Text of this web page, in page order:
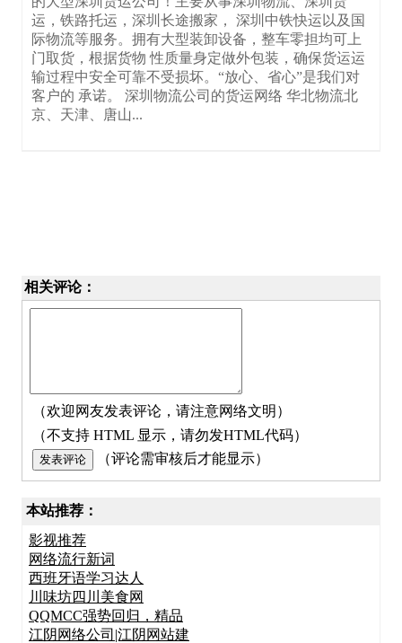
运，铁路托运，深圳长途搬家， 深圳中铁快运以及国
际物流等服务。拥有大型装卸设备，整车零担均可上
门取货，根据货物 性质量身定做外包装，确保货运运
输过程中安全可靠不受损坏。“放心、省心”是我们对
客户的 承诺。 深圳物流公司的货运网络 华北物流北
京、天津、唐山...
相关评论：
（欢迎网友发表评论，请注意网络文明）
（不支持 HTML 显示，请勿发HTML代码）
（评论需审核后才能显示）
本站推荐：
影视推荐
网络流行新词
西班牙语学习达人
川味坊四川美食网
QQMCC强势回归，精品
江阴网络公司|江阴网站建